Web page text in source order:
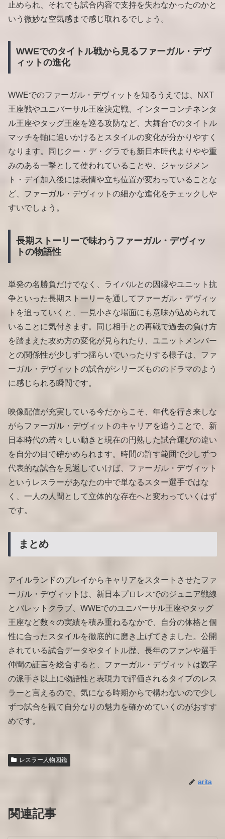
止められ、それでも試合内容で支持を失わなかったのかと
いう微妙な空気感まで感じ取れるでしょう。
WWEでのタイトル戦から見るファーガル・デヴ
ィットの進化
WWEでのファーガル・デヴィットを知るうえでは、NXT
王座戦やユニバーサル王座決定戦、インターコンチネンタ
ル王座やタッグ王座を巡る攻防など、大舞台でのタイトル
マッチを軸に追いかけるとスタイルの変化が分かりやすく
なります。同じクー・デ・グラでも新日本時代よりやや重
みのある一撃として使われていることや、ジャッジメン
ト・デイ加入後には表情や立ち位置が変わっていることな
ど、ファーガル・デヴィットの細かな進化をチェックしや
すいでしょう。
長期ストーリーで味わうファーガル・デヴィッ
トの物語性
単発の名勝負だけでなく、ライバルとの因縁やユニット抗
争といった長期ストーリーを通してファーガル・デヴィッ
トを追っていくと、一見小さな場面にも意味が込められて
いることに気付きます。同じ相手との再戦で過去の負け方
を踏まえた攻め方の変化が見られたり、ユニットメンバー
との関係性が少しずつ揺らいでいったりする様子は、ファ
ーガル・デヴィットの試合がシリーズもののドラマのよう
に感じられる瞬間です。
映像配信が充実している今だからこそ、年代を行き来しな
がらファーガル・デヴィットのキャリアを追うことで、新
日本時代の若々しい動きと現在の円熟した試合運びの違い
を自分の目で確かめられます。時間の許す範囲で少しずつ
代表的な試合を見返していけば、ファーガル・デヴィット
というレスラーがあなたの中で単なるスター選手ではな
く、一人の人間として立体的な存在へと変わっていくはず
です。
まとめ
アイルランドのブレイからキャリアをスタートさせたファ
ーガル・デヴィットは、新日本プロレスでのジュニア戦線
とバレットクラブ、WWEでのユニバーサル王座やタッグ
王座など数々の実績を積み重ねるなかで、自分の体格と個
性に合ったスタイルを徹底的に磨き上げてきました。公開
されている試合データやタイトル歴、長年のファンや選手
仲間の証言を総合すると、ファーガル・デヴィットは数字
の派手さ以上に物語性と表現力で評価されるタイプのレス
ラーと言えるので、気になる時期からで構わないので少し
ずつ試合を観て自分なりの魅力を確かめていくのがおすす
めです。
レスラー人物図鑑
arita
関連記事